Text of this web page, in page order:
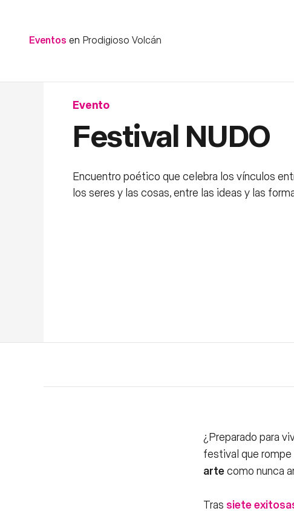
Eventos en Prodigioso Volcán
Evento
Festival NUDO
Encuentro poético que celebra los vínculos
los seres y las cosas, entre las ideas y las
¿Preparado para
festival que
artecomo nunca
Tras siete